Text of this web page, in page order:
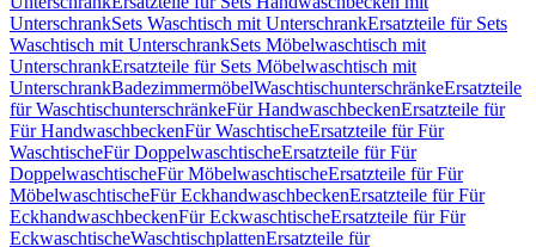
UnterschrankSets Waschtisch mit UnterschrankErsatzteile für Sets
Waschtisch mit UnterschrankSets Möbelwaschtisch mit
UnterschrankErsatzteile für Sets Möbelwaschtisch mit
UnterschrankBadezimmermöbelWaschtischunterschränkeErsatzteile
für WaschtischunterschränkeFür HandwaschbeckenErsatzteile für
Für HandwaschbeckenFür WaschtischeErsatzteile für Für
WaschtischeFür DoppelwaschtischeErsatzteile für Für
DoppelwaschtischeFür MöbelwaschtischeErsatzteile für Für
MöbelwaschtischeFür EckhandwaschbeckenErsatzteile für Für
EckhandwaschbeckenFür EckwaschtischeErsatzteile für Für
EckwaschtischeWaschtischplattenErsatzteile für